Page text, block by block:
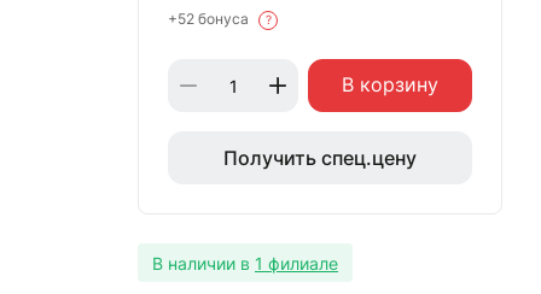
+52 бонуса
?
В корзину
Получить спец.цену
В наличии в 1 филиале